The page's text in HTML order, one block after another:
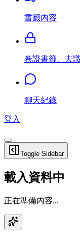
書籤內容
卷證書籤、去
聊天紀錄
登入
Toggle Sidebar
載入資料中
正在準備內容...